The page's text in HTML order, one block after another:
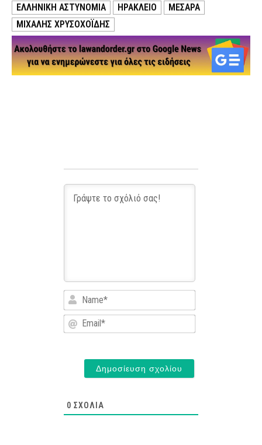
ΕΛΛΗΝΙΚΗ ΑΣΤΥΝΟΜΙΑ ΗΡΑΚΛΕΙΟ
ΜΕΣΑΡΆ
ΜΙΧΑΛΗΣ ΧΡΥΣΟΧΟΪΔΗΣ
Name*
Email*
0 ΣΧΌΛΙΑ